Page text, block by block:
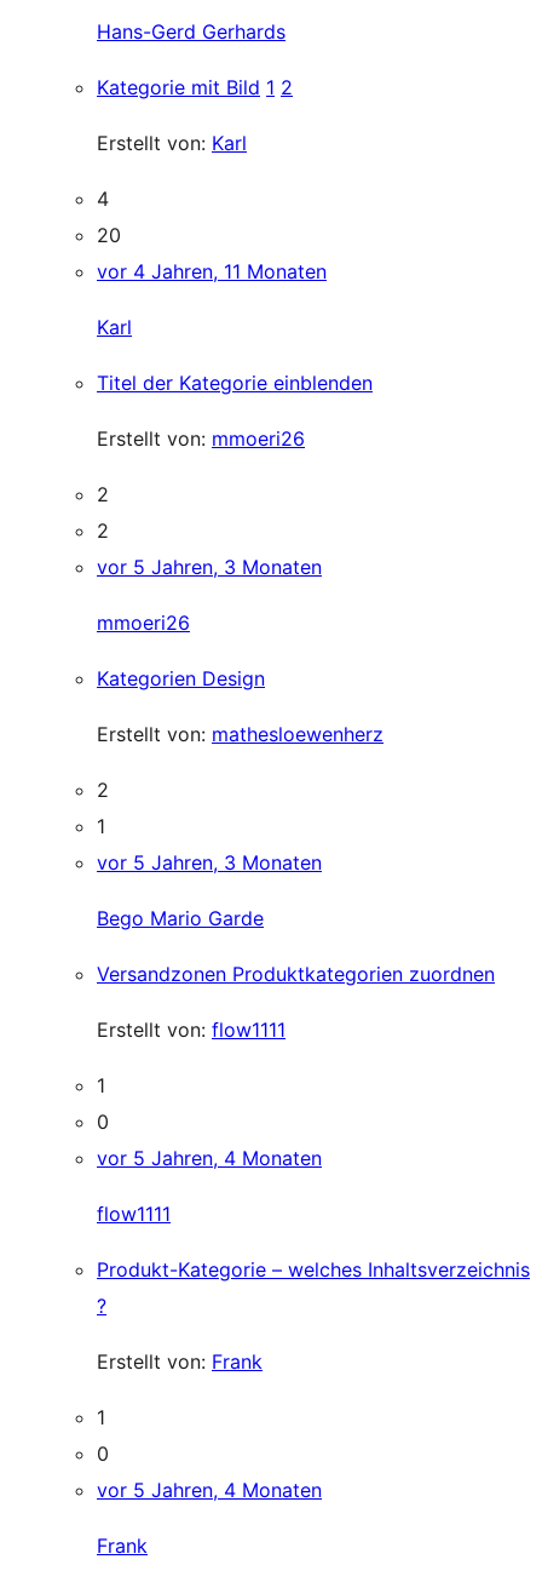
Hans-Gerd Gerhards
Kategorie mit Bild 1 2
Erstellt von: Karl
4
20
vor 4 Jahren, 11 Monaten
Karl
Titel der Kategorie einblenden
Erstellt von: mmoeri26
2
2
vor 5 Jahren, 3 Monaten
mmoeri26
Kategorien Design
Erstellt von: mathesloewenherz
2
1
vor 5 Jahren, 3 Monaten
Bego Mario Garde
Versandzonen Produktkategorien zuordnen
Erstellt von: flow1111
1
0
vor 5 Jahren, 4 Monaten
flow1111
Produkt-Kategorie – welches Inhaltsverzeichnis
?
Erstellt von: Frank
1
0
vor 5 Jahren, 4 Monaten
Frank